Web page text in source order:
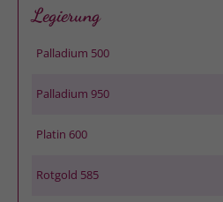
Legierung
Palladium 500
Palladium 950
Platin 600
Rotgold 585